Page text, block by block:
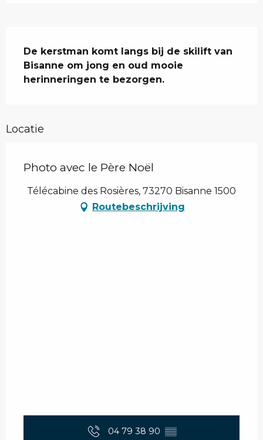
De kerstman komt langs bij de skilift van
Bisanne om jong en oud mooie
herinneringen te bezorgen.
Locatie
Photo avec le Père Noël
Télécabine des Rosières, 73270 Bisanne 1500
Routebeschrijving
04 79 38 90 ▒▒